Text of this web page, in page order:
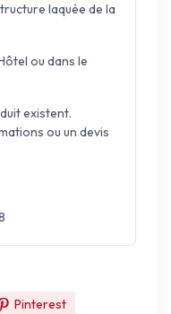
laquée de la
ou dans le
existent.
ou un devis
Pinterest